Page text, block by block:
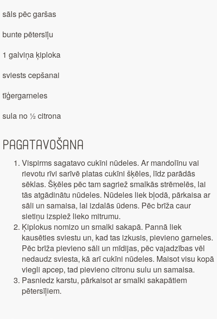
sāls pēc garšas
bunte pētersīļu
1 galviņa ķiploka
sviests cepšanai
tīģergarneles
sula no ½ citrona
Pagatavošana
Vispirms sagatavo cukīni nūdeles. Ar mandolīnu vai
rievotu rīvi sarīvē platas cukīni šķēles, līdz parādās
sēklas. Šķēles pēc tam sagriež smalkās strēmelēs, lai
tās atgādinātu nūdeles. Nūdeles liek bļodā, pārkaisa ar
sāli un samaisa, lai izdalās ūdens. Pēc brīža caur
sietiņu izspiež lieko mitrumu.
Ķiplokus nomizo un smalki sakapā. Pannā liek
kausēties sviestu un, kad tas izkusis, pievieno garneles.
Pēc brīža pievieno sāli un mīdijas, pēc vajadzības vēl
nedaudz sviesta, kā arī cukīni nūdeles. Maisot visu kopā
viegli apcep, tad pievieno citronu sulu un samaisa.
Pasniedz karstu, pārkaisot ar smalki sakapātiem
pētersīļiem.